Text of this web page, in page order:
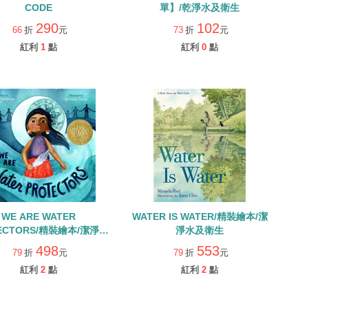
CODE
66 折 290元
紅利 1 點
單】/乾淨水及衛生
73 折 102元
紅利 0 點
WE ARE WATER
精裝繪本/潔淨水
(中譯:我們是水源守護者)
79 折 498元
紅利 2 點
WATER IS WATER/精裝繪本/潔
淨水及衛生
79 折 553元
紅利 2 點